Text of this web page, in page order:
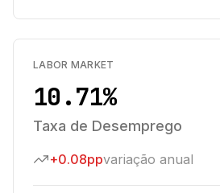
LABOR MARKET
10.71%
Taxa de Desemprego
+0.08ppvariação anual